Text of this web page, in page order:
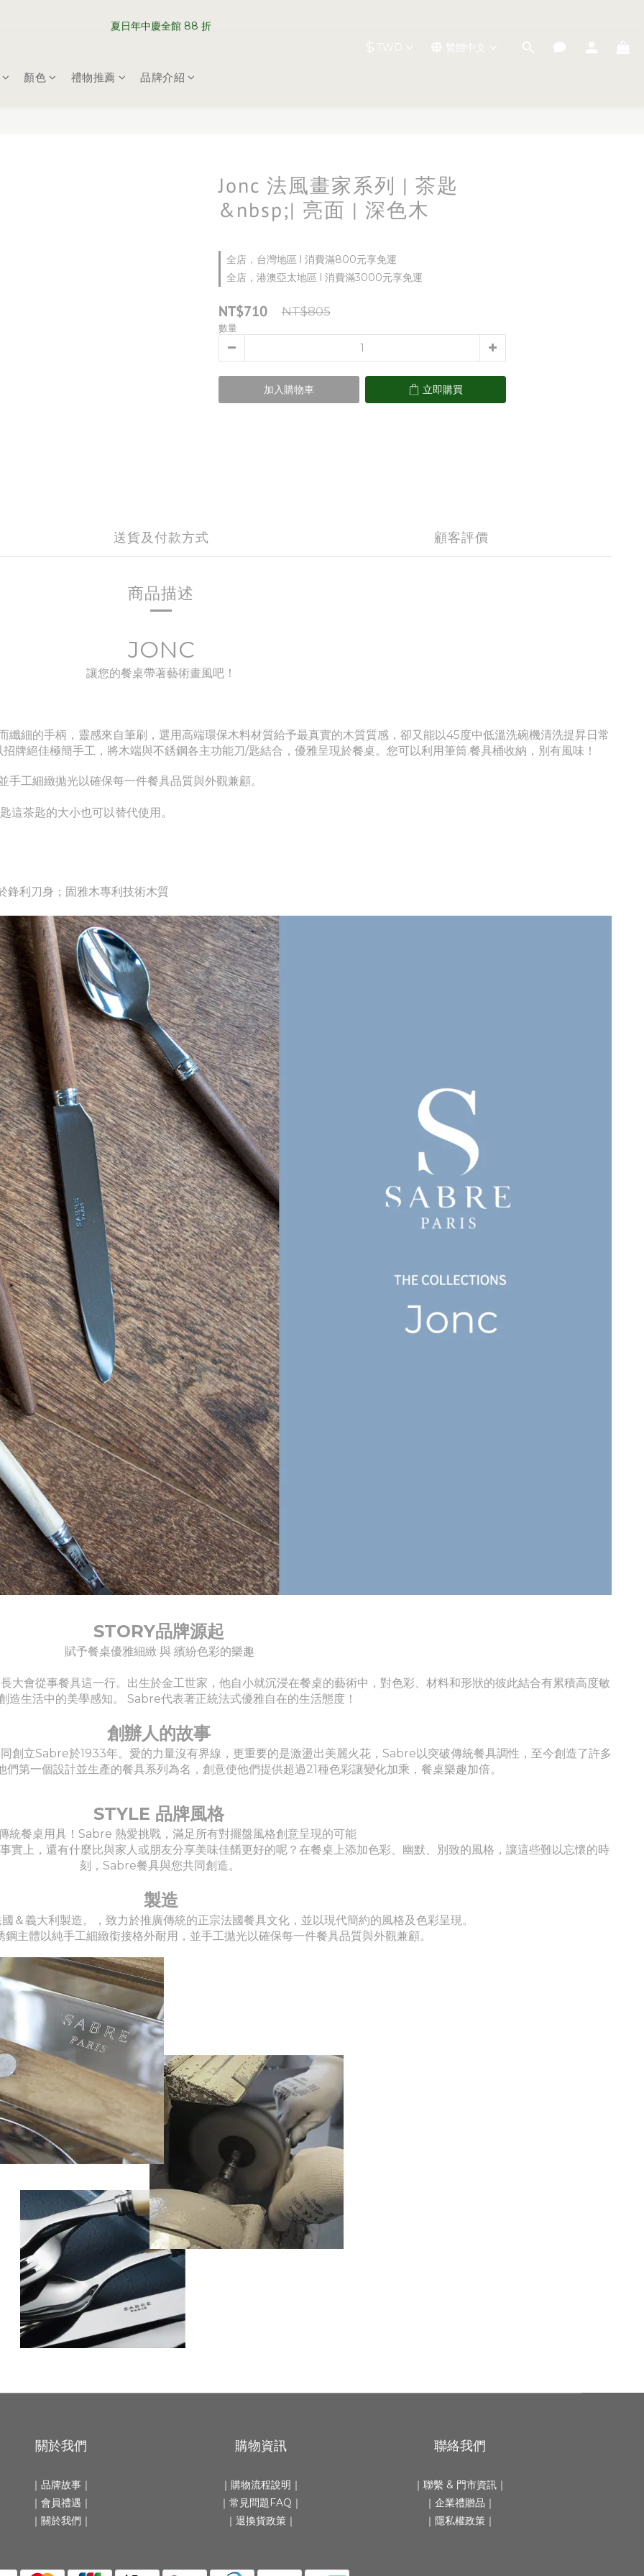
$ TWD 繁體中文
顏色 禮物推薦 品牌介紹
Jonc 法風畫家系列 | 茶匙
&nbsp;| 亮面 | 深色木
全店，台灣地區 l 消費滿800元享免運
全店，港澳亞太地區 l 消費滿3000元享免運
NT$710 NT$805
數量
加入購物車 立即購買
送貨及付款方式 顧客評價
商品描述
JONC
讓您的餐桌帶著藝術畫風吧！
纖細的手柄，靈感來自筆刷，選用高端環保木料材質給予最真實的木質質感，卻又能以45度中低溫洗碗機清洗提昇日常
牌絕佳極簡手工，將木端與不銹鋼各主功能刀/匙結合，優雅呈現於餐桌。您可以利用筆筒.餐具桶收納，別有風味！
工細緻拋光以確保每一件餐具品質與外觀兼顧。
這茶匙的大小也可以替代使用。
鋒利刀身；固雅木專利技術木質
STORY品牌源起
賦予餐桌優雅細緻 與 繽紛色彩的樂趣
會從事餐具這一行。出生於金工世家，他自小就沉浸在餐桌的藝術中，對色彩、材料和形狀的彼此結合有累積高度敏
造生活中的美學感知。 Sabre代表著正統法式優雅自在的生活態度！
創辦人的故事
創立Sabre於1933年。愛的力量沒有界線，更重要的是激盪出美麗火花，Sabre以突破傳統餐具調性，至今創造了許多
第一個設計並生產的餐具系列為名，創意使他們提供超過21種色彩讓變化加乘，餐桌樂趣加倍。
STYLE 品牌風格
統餐桌用具！Sabre 熱愛挑戰，滿足所有對擺盤風格創意呈現的可能
上，還有什麼比與家人或朋友分享美味佳餚更好的呢？在餐桌上添加色彩、幽默、別致的風格，讓這些難以忘懷的時
刻，Sabre餐具與您共同創造。
製造
＆義大利製造。，致力於推廣傳統的正宗法國餐具文化，並以現代簡約的風格及色彩呈現。
主體以純手工細緻銜接格外耐用，並手工拋光以確保每一件餐具品質與外觀兼顧。
關於我們
｜品牌故事 ｜
｜會員禮遇｜
｜關於我們 ｜
購物資訊
｜ 購物流程說明 ｜
｜常見問題FAQ ｜
｜ 退換貨政策｜
聯絡我們
｜聯繫 & 門市資訊 ｜
｜企業禮贈品 ｜
｜隱私權政策｜